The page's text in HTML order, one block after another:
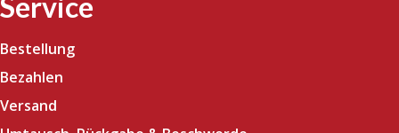
Bestellung
Bezahlen
Versand